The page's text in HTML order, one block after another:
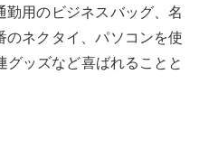
用のビジネスバッグ、名
ネクタイ、パソコンを使
グッズなど喜ばれることと